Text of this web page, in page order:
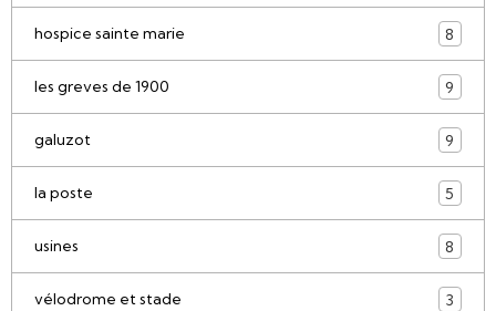
hospice sainte marie 8
les greves de 1900 9
galuzot 9
la poste 5
usines 8
vélodrome et stade 3